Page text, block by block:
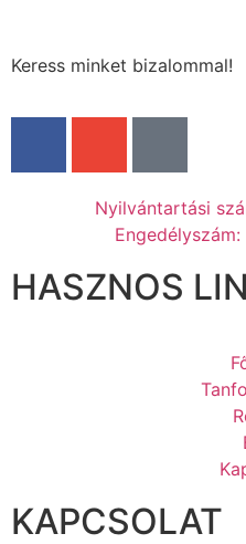
Keress minket bizalommal!
Nyilvántartási
HASZNOS
KAPCSOLAT